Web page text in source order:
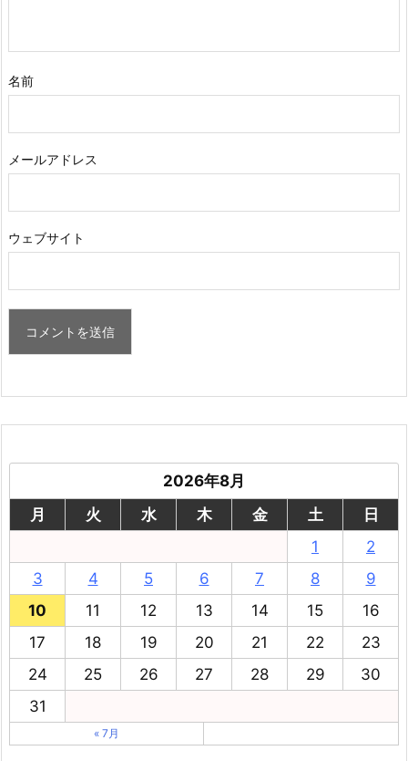
名前
メールアドレス
ウェブサイト
2026年8月
月
火 水 木 金 土
日
1
2
3
4 5 6 7 8
9
10
11 12 13 14 15
16
17
18 19 20 21 22
23
24
25 26 27 28 29
30
31
« 7月